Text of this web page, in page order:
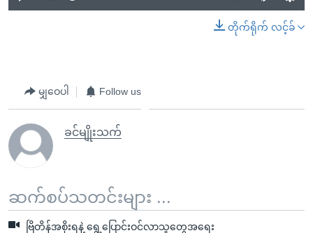
တိုက်ရိုက် လင့်ခ်
မျှဝေပါ Follow us
ခင်မျိုးသက်
ဆက်စပ်သတင်းများ ...
ဗြိတိန်အစိုးရနဲ့ ရွေ့ပြောင်းဝင်လာသူတွေအရေး